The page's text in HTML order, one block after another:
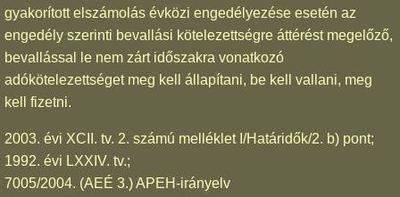
gyakorított elszámolás évközi engedélyezése esetén az
engedély szerinti bevallási kötelezettségre áttérést megelőző,
bevallással le nem zárt időszakra vonatkozó
adókötelezettséget meg kell állapítani, be kell vallani, meg
kell fizetni.
2003. évi XCII. tv. 2. számú melléklet I/Határidők/2. b) pont;
1992. évi LXXIV. tv.;
7005/2004. (AEÉ 3.) APEH-irányelv